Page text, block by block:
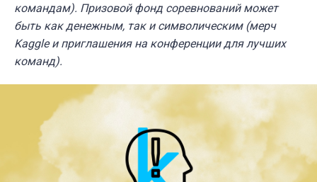
командам). Призовой фонд соревнований может
быть как денежным, так и символическим (мерч
Kaggle и приглашения на конференции для лучших
команд).